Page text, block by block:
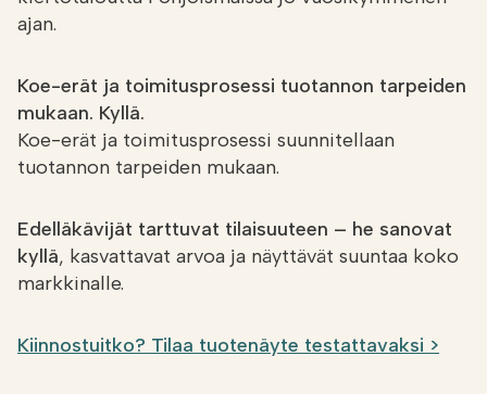
ajan.
Koe-erät ja toimitusprosessi tuotannon tarpeiden
mukaan. Kyllä.
Koe-erät ja toimitusprosessi suunnitellaan
tuotannon tarpeiden mukaan.
Edelläkävijät tarttuvat tilaisuuteen – he sanovat
kyllä, kasvattavat arvoa ja näyttävät suuntaa koko
markkinalle.
Kiinnostuitko? Tilaa tuotenäyte testattavaksi >